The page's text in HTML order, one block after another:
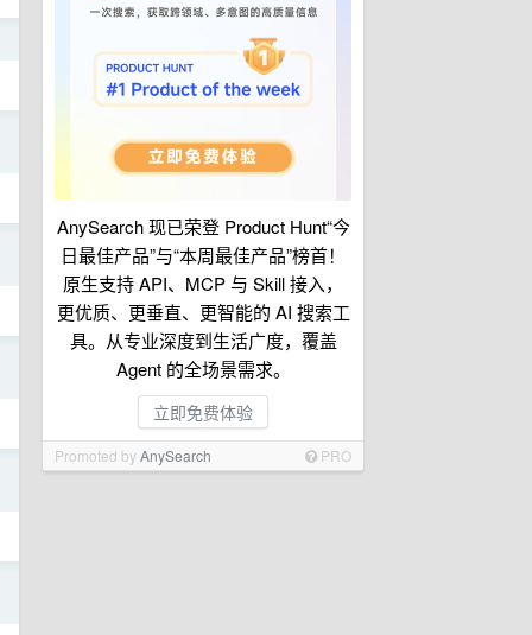
AnySearch 现已荣登 Product Hunt“今
日最佳产品”与“本周最佳产品”榜首！
原生支持 API、MCP 与 Skill 接入，
更优质、更垂直、更智能的 AI 搜索工
具。从专业深度到生活广度，覆盖
Agent 的全场景需求。
立即免费体验
Promoted byAnySearch PRO